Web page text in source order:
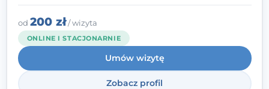
mnie szczególnie psychoterapia zaburzeń
osobowości, zaburzeń nerwicowych i
lękowych, a także zagadnienia związane z
małżeństwem i rodziną, w tym problemy w
relacjach rodzinnych. Nie specjalizuję się w
uzależnieniach.
od 200 zł/ wizyta
ONLINE I STACJONARNIE
Umów wizytę
Zobacz profil